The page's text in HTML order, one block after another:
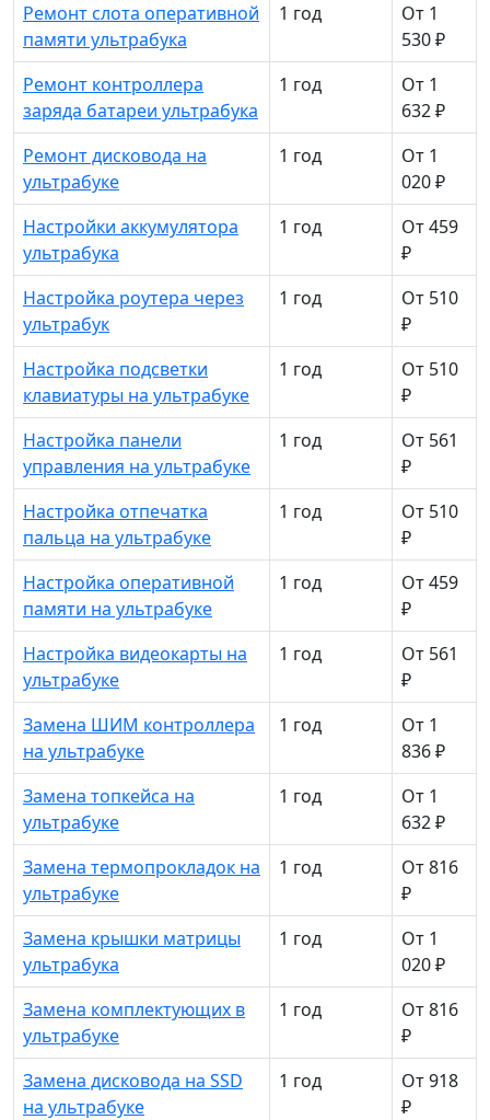
Ремонт слота оперативной
памяти ультрабука
1 год
От 1
530 ₽
Ремонт контроллера
заряда батареи ультрабука
1 год
От 1
632 ₽
Ремонт дисковода на
ультрабуке
1 год
От 1
020 ₽
Настройки аккумулятора
ультрабука
1 год
От 459
₽
Настройка роутера через
ультрабук
1 год
От 510
₽
Настройка подсветки
клавиатуры на ультрабуке
1 год
От 510
₽
Настройка панели
управления на ультрабуке
1 год
От 561
₽
Настройка отпечатка
пальца на ультрабуке
1 год
От 510
₽
Настройка оперативной
памяти на ультрабуке
1 год
От 459
₽
Настройка видеокарты на
ультрабуке
1 год
От 561
₽
Замена ШИМ контроллера
на ультрабуке
1 год
От 1
836 ₽
Замена топкейса на
ультрабуке
1 год
От 1
632 ₽
Замена термопрокладок на
ультрабуке
1 год
От 816
₽
Замена крышки матрицы
ультрабука
1 год
От 1
020 ₽
Замена комплектующих в
ультрабуке
1 год
От 816
₽
Замена дисковода на SSD
на ультрабуке
1 год
От 918
₽